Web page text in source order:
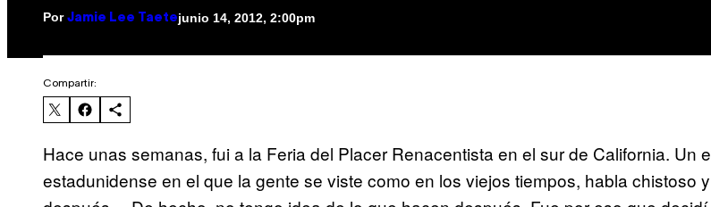
Por Jamie Lee Taetejunio 14, 2012, 2:00pm
Compartir:
Hace unas semanas, fui a la Feria del Placer Renacentista en el sur de California. Un
estadunidense en el que la gente se viste como en los viejos tiempos, habla chistoso y